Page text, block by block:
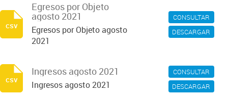
CONSULTAR
DESCARGAR
Egresos por Objeto
agosto 2021
Egresos por Objeto agosto
2021
csv
CONSULTAR
DESCARGAR
Ingresos agosto 2021
Ingresos agosto 2021
csv